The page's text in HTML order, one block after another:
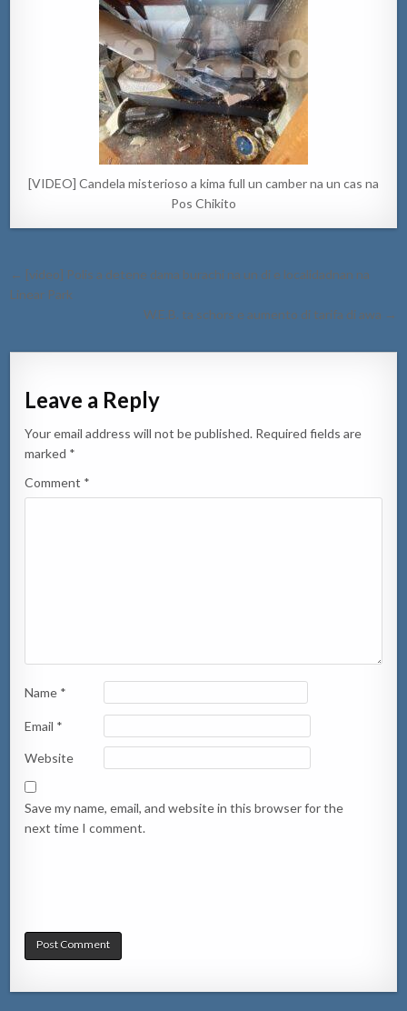
[VIDEO] Candela misterioso a kima full un camber na un cas na
Pos Chikito
Post
navigation
← [video] Polis a detene dama burachi na un di e localidadnan na
Linear Park
W.E.B. ta schors e aumento di tarifa di awa →
Leave a Reply
Your email address will not be published. Required fields are
marked *
Comment *
Name *
Email *
Website
Save my name, email, and website in this browser for the
next time I comment.